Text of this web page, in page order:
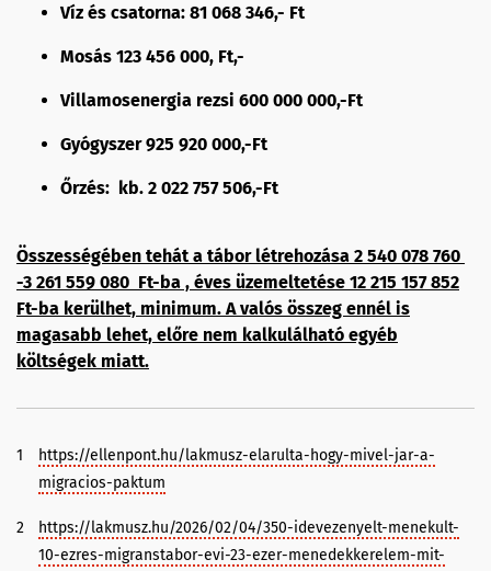
Víz és csatorna: 81 068 346,- Ft
Mosás 123 456 000, Ft,-
Villamosenergia rezsi 600 000 000,-Ft
Gyógyszer 925 920 000,-Ft
Őrzés: kb. 2 022 757 506,-Ft
Összességében tehát a tábor létrehozása 2 540 078 760
-3 261 559 080 Ft-ba , éves üzemeltetése 12 215 157 852
Ft-ba kerülhet, minimum. A valós összeg ennél is
magasabb lehet, előre nem kalkulálható egyéb
költségek miatt.
1
https://ellenpont.hu/lakmusz-elarulta-hogy-mivel-jar-a-
migracios-paktum
2
https://lakmusz.hu/2026/02/04/350-idevezenyelt-menekult-
10-ezres-migranstabor-evi-23-ezer-menedekkerelem-mit-